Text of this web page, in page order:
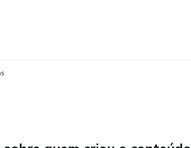
Beleza - Depilação Corporal